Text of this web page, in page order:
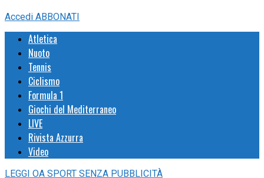
Accedi ABBONATI
Atletica
Nuoto
Tennis
Ciclismo
Formula 1
Giochi del Mediterraneo
LIVE
Rivista Azzurra
Video
LEGGI OA SPORT SENZA PUBBLICITÀ